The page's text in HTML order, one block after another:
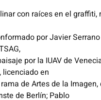
con raíces en el graffiti,
por Javier
por la IUAV de
licenciado en
de Artes de la Imagen,
de Berlín; Pablo